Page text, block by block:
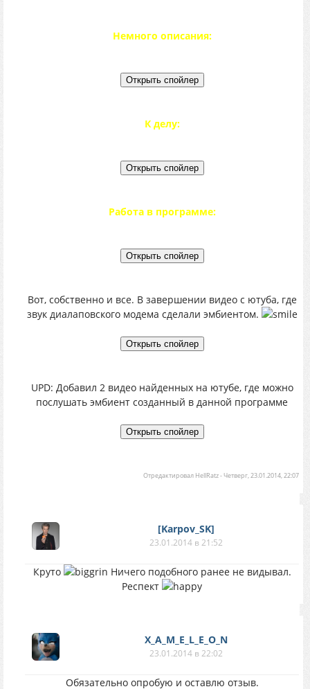
Немного описания:
К делу:
Работа в программе:
Вот, собственно и все. В завершении видео с ютуба, где
звук диалаповского модема сделали эмбиентом.
UPD: Добавил 2 видео найденных на ютубе, где можно
послушать эмбиент созданный в данной программе
Отредактировал HellRatz-Четверг, 23.01.2014, 22:07
[Karpov_SK]
23.01.2014 в 21:52
Круто
Ничего подобного ранее не видывал.
Респект
X_A_M_E_L_E_O_N
23.01.2014 в 22:02
Обязательно опробую и оставлю отзыв.